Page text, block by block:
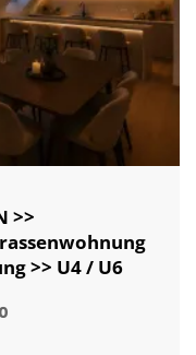
>>
>> U4 / U6